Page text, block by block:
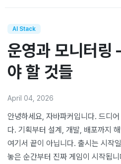
AI Stack
운영과 모니터
야 할 것들
April 04, 2026
안녕하세요, 자바파커입니다. 드디
다. 기획부터 설계, 개발, 배포까지
여기서 끝이 아닙니다. 출시는 시작
놓은 순간부터 진짜 게임이 시작됩